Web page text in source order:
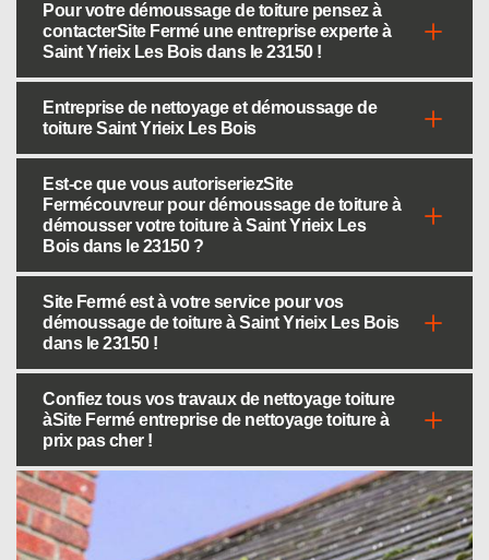
Pour votre démoussage de toiture pensez à
contacterSite Fermé une entreprise experte à
Saint Yrieix Les Bois dans le 23150 !
Entreprise de nettoyage et démoussage de
toiture Saint Yrieix Les Bois
Est-ce que vous autoriseriezSite
Fermécouvreur pour démoussage de toiture à
démousser votre toiture à Saint Yrieix Les
Bois dans le 23150 ?
Site Fermé est à votre service pour vos
démoussage de toiture à Saint Yrieix Les Bois
dans le 23150 !
Confiez tous vos travaux de nettoyage toiture
àSite Fermé entreprise de nettoyage toiture à
prix pas cher !